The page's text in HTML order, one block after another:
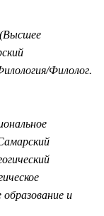
(Высшее
Филолог.
и